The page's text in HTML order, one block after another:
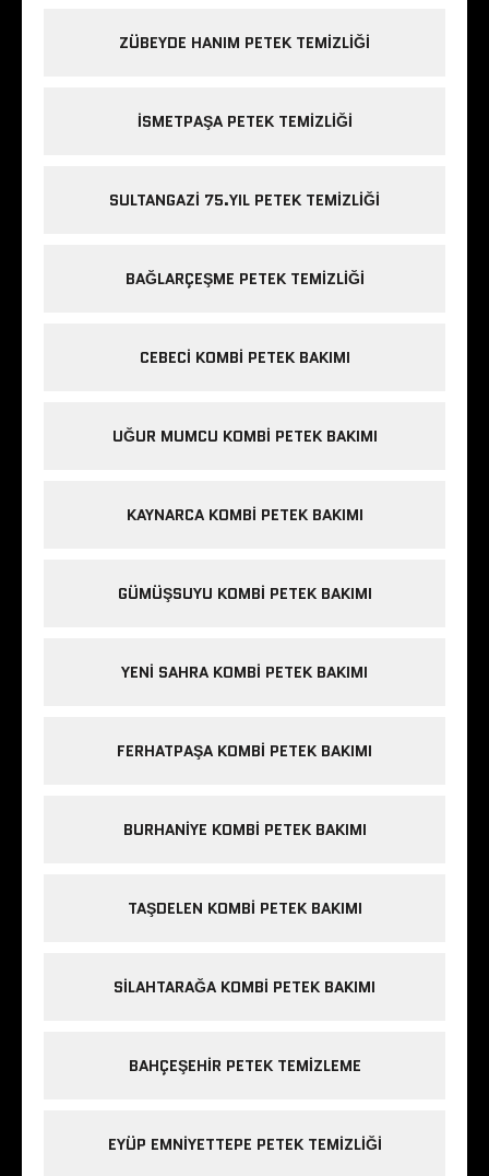
ZÜBEYDE HANIM PETEK TEMIZLIĞI
ISMETPAŞA PETEK TEMIZLIĞI
SULTANGAZI 75.YIL PETEK TEMIZLIĞI
BAĞLARÇEŞME PETEK TEMIZLIĞI
CEBECI KOMBI PETEK BAKIMI
UĞUR MUMCU KOMBI PETEK BAKIMI
KAYNARCA KOMBI PETEK BAKIMI
GÜMÜŞSUYU KOMBI PETEK BAKIMI
YENI SAHRA KOMBI PETEK BAKIMI
FERHATPAŞA KOMBI PETEK BAKIMI
BURHANIYE KOMBI PETEK BAKIMI
TAŞDELEN KOMBI PETEK BAKIMI
SILAHTARAĞA KOMBI PETEK BAKIMI
BAHÇEŞEHIR PETEK TEMIZLEME
EYÜP EMNIYETTEPE PETEK TEMIZLIĞI